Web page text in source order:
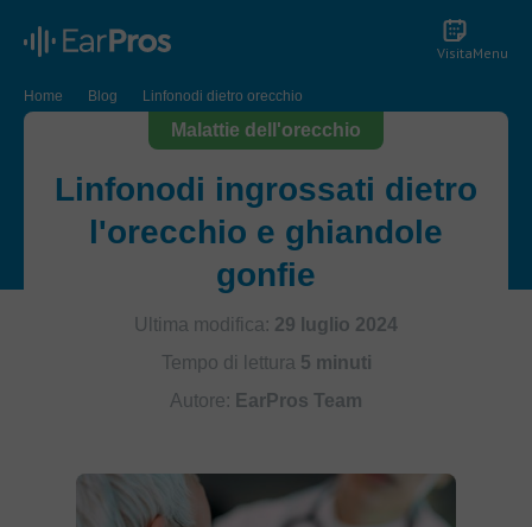
VisitaMenu
Home Blog Linfonodi dietro orecchio
Malattie dell'orecchio
Linfonodi ingrossati dietro
l'orecchio e ghiandole
gonfie
Ultima modifica: 29 luglio 2024
Tempo di lettura 5 minuti
Autore: EarPros Team